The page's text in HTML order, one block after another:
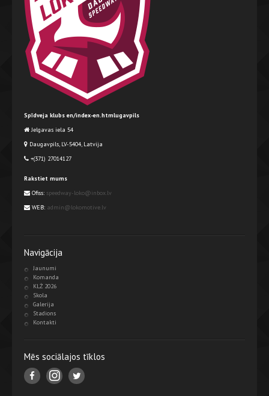
Spīdveja klubs en/index-en.htmlugavpils
Jelgavas iela 54
Daugavpils, LV-5404, Latvija
+(371) 27014127
Rakstiet mums
Ofiss: speedway-loko@inbox.lv
WEB: admin@lokomotive.lv
Navigācija
Jaunumi
Komanda
KLŻ 2026
Skola
Galerija
Stadions
Kontakti
Mēs sociālajos tīklos